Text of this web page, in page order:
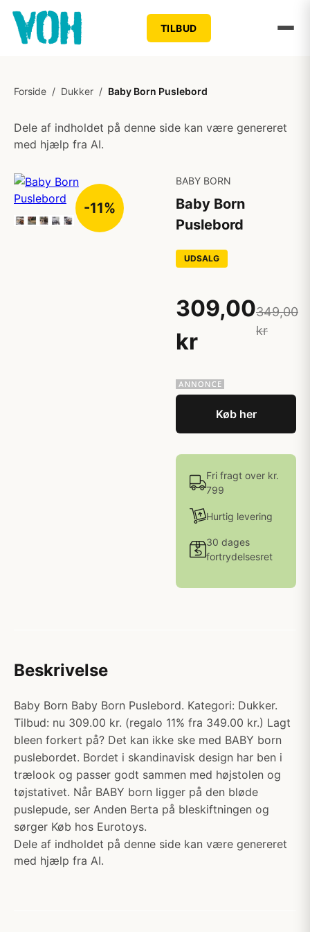
TILBUD
Forside / Dukker / Baby Born Puslebord
Dele af indholdet på denne side kan være genereret
med hjælp fra AI.
-11%
BABY BORN
Baby Born
Puslebord
UDSALG
309,00
kr
349,00
kr
Køb her
Fri fragt over kr.
799
Hurtig levering
30 dages
fortrydelsesret
Beskrivelse
Baby Born Baby Born Puslebord. Kategori: Dukker.
Tilbud: nu 309.00 kr. (regalo 11% fra 349.00 kr.) Lagt
bleen forkert på? Det kan ikke ske med BABY born
puslebordet. Bordet i skandinavisk design har ben i
trælook og passer godt sammen med højstolen og
tøjstativet. Når BABY born ligger på den bløde
puslepude, ser Anden Berta på bleskiftningen og
sørger Køb hos Eurotoys.
Dele af indholdet på denne side kan være genereret
med hjælp fra AI.